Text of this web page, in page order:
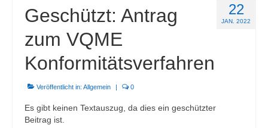
22
JAN. 2022
Geschützt: Antrag
zum VQME
Konformitätsverfahren
Veröffentlicht in: Allgemein | 0
Es gibt keinen Textauszug, da dies ein geschützter
Beitrag ist.